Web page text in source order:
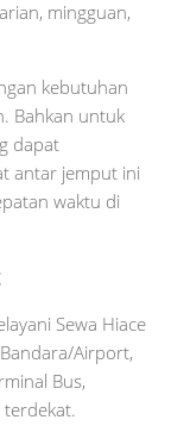
mingguan,
kebutuhan
Bahkan untuk
dapat
antar jemput ini
waktu di
Sewa Hiace
Airport,
Bus,